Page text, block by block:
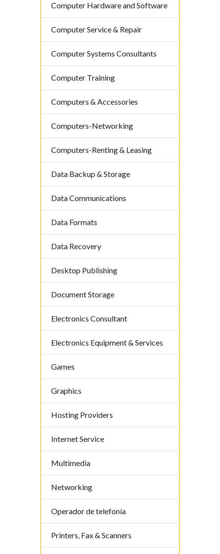
Computer Hardware and Software
Computer Service & Repair
Computer Systems Consultants
Computer Training
Computers & Accessories
Computers-Networking
Computers-Renting & Leasing
Data Backup & Storage
Data Communications
Data Formats
Data Recovery
Desktop Publishing
Document Storage
Electronics Consultant
Electronics Equipment & Services
Games
Graphics
Hosting Providers
Internet Service
Multimedia
Networking
Operador de telefoní­a
Printers, Fax & Scanners